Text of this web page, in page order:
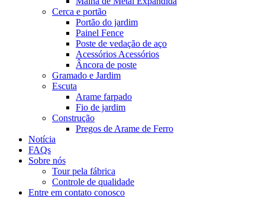
Cerca e portão
Portão do jardim
Painel Fence
Poste de vedação de aço
Acessórios Acessórios
Âncora de poste
Gramado e Jardim
Escuta
Arame farpado
Fio de jardim
Construção
Pregos de Arame de Ferro
Notícia
FAQs
Sobre nós
Tour pela fábrica
Controle de qualidade
Entre em contato conosco